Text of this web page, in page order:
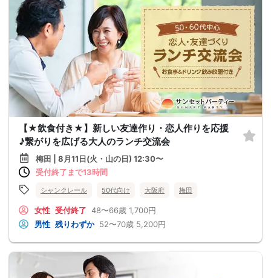
【★飲食付き★】新しい友達作り・恋人作りを応援
♪繋がりを広げる大人のランチ交流会
梅田 | 8月11日(火・山の日) 12:30〜
受付終了まで13時間
シャンクレール 50代向け 大阪府 梅田
女性 受付終了 48〜66歳 1,700円
男性 残りわずか 52〜70歳 5,200円